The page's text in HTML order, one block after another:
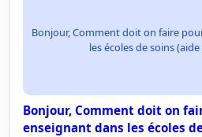
Bonjour, Comment doit on faire
les écoles de soins
Bonjour, Comment doit on
enseignant dans les écoles